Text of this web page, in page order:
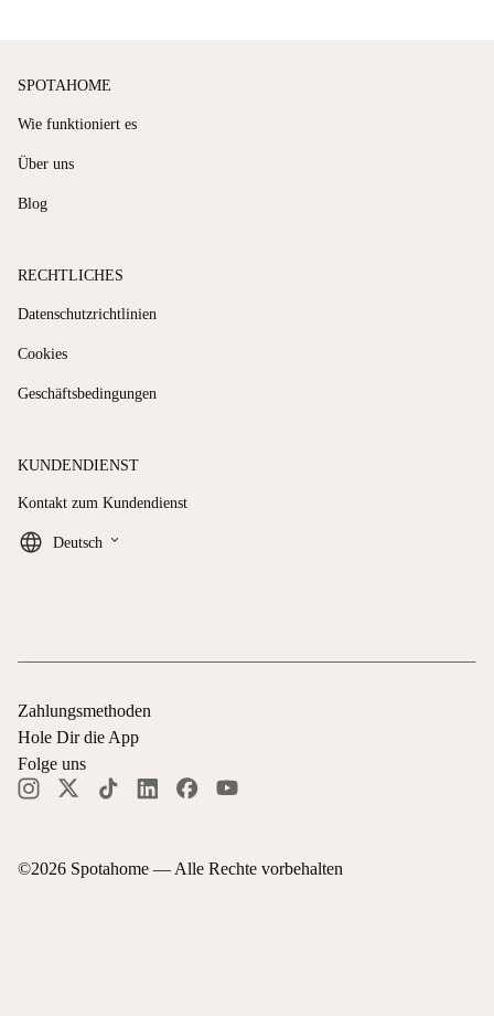
SPOTAHOME
Wie funktioniert es
Über uns
Blog
RECHTLICHES
Datenschutzrichtlinien
Cookies
Geschäftsbedingungen
KUNDENDIENST
Kontakt zum Kundendienst
Deutsch keyboard_arrow_down
©2026 Spotahome — Alle Rechte vorbehalten
Zahlungsmethoden
Hole Dir die App
Folge uns